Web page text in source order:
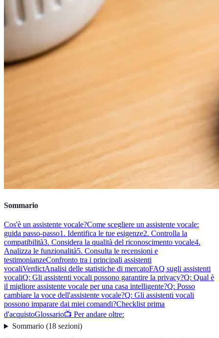
Sommario
Cos'è un assistente vocale?Come scegliere un assistente vocale:
guida passo-passo1. Identifica le tue esigenze2. Controlla la
compatibilità3. Considera la qualità del riconoscimento vocale4.
Analizza le funzionalità5. Consulta le recensioni e
testimonianzeConfronto tra i principali assistenti
vocaliVerdictAnalisi delle statistiche di mercatoFAQ sugli assistenti
vocaliQ: Gli assistenti vocali possono garantire la privacy?Q: Qual è
il migliore assistente vocale per una casa intelligente?Q: Posso
cambiare la voce dell'assistente vocale?Q: Gli assistenti vocali
possono imparare dai miei comandi?Checklist prima
d'acquistoGlossario📺 Per andare oltre:
Sommario(18 sezioni)